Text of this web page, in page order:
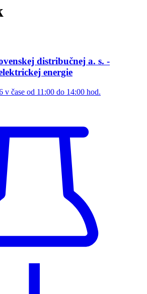
distribučnej a. s. -
energie
v čase od 11:00 do 14:00 hod.